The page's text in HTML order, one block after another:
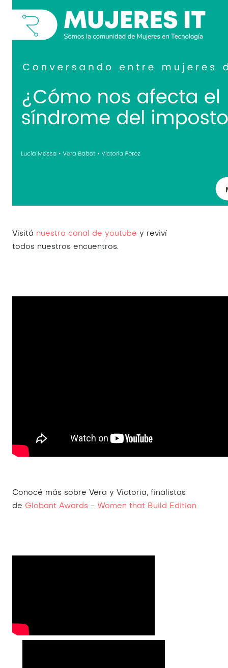
Visitá nuestro canal de youtube y reviví
todos nuestros encuentros.
Conocé más sobre Vera y Victoria, finalistas
de Globant Awards - Women that Build Edition